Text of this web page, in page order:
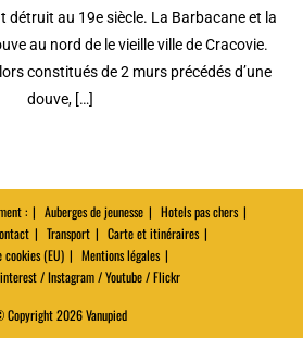
au 19e siècle. La Barbacane et la
au nord de le vieille ville de Cracovie.
constitués de 2 murs précédés d’une
douve, […]
: Auberges de jeunesse
Hotels pas chers
Transport
Carte et itinéraires
(EU)
Mentions légales
/ Instagram / Youtube / Flickr
2026 Vanupied